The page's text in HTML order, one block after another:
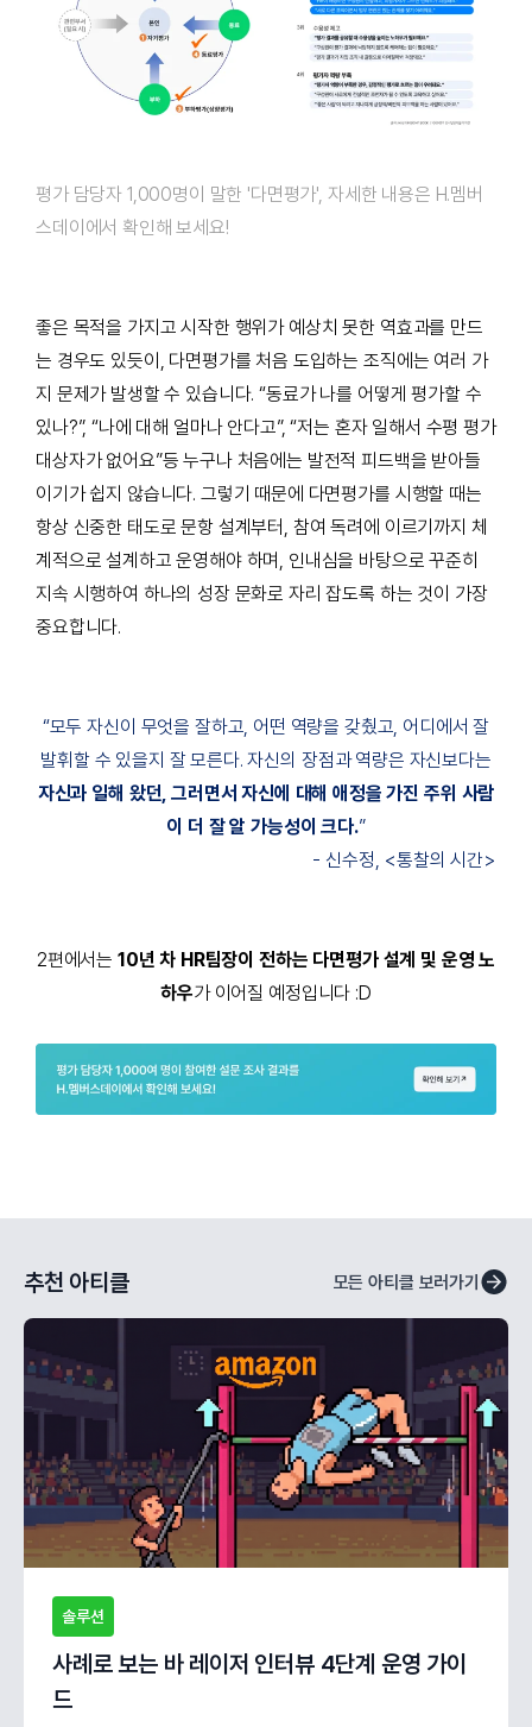
평가 담당자 1,000명이 말한 '다면평가', 자세한 내용은 H.멤버
스데이에서 확인해 보세요!
좋은 목적을 가지고 시작한 행위가 예상치 못한 역효과를 만드
는 경우도 있듯이, 다면평가를 처음 도입하는 조직에는 여러 가
지 문제가 발생할 수 있습니다. “동료가 나를 어떻게 평가할 수
있나?”, “나에 대해 얼마나 안다고”, “저는 혼자 일해서 수평 평가
대상자가 없어요”등 누구나 처음에는 발전적 피드백을 받아들
이기가 쉽지 않습니다. 그렇기 때문에 다면평가를 시행할 때는
항상 신중한 태도로 문항 설계부터, 참여 독려에 이르기까지 체
계적으로 설계하고 운영해야 하며, 인내심을 바탕으로 꾸준히
지속 시행하여 하나의 성장 문화로 자리 잡도록 하는 것이 가장
중요합니다.
“모두 자신이 무엇을 잘하고, 어떤 역량을 갖췄고, 어디에서 잘
발휘할 수 있을지 잘 모른다. 자신의 장점과 역량은 자신보다는
자신과 일해 왔던, 그러면서 자신에 대해 애정을 가진 주위 사람
이 더 잘 알 가능성이 크다.”
- 신수정, <통찰의 시간>
2편에서는 10년 차 HR팀장이 전하는 다면평가 설계 및 운영 노
하우가 이어질 예정입니다 :D
추천 아티클 모든 아티클 보러가기
솔루션
사례로 보는 바 레이저 인터뷰 4단계 운영 가이
드